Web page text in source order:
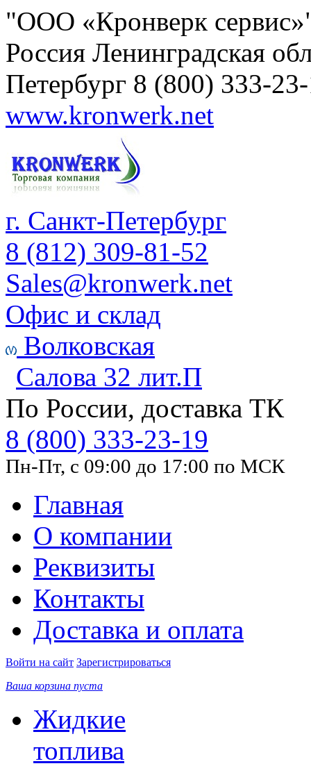
"ООО «Кронверк
Россия Ленинградская
Петербург 8 (800) 333-
www.kronwerk.net
г. Санкт-Петербург
8 (812) 309-81-52
Sales@kronwerk.net
Офис и склад
Волковская
Салова 32 лит.П
По России, доставка ТК
8 (800) 333-23-19
Пн-Пт, с 09:00 до 17:00 по МСК
Главная
О компании
Реквизиты
Контакты
Доставка и оплата
Войти на сайт Зарегистрироваться
Ваша корзина пуста
Жидкие
топлива